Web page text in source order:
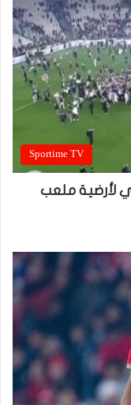
Sportime TV
لأرضية ملعب